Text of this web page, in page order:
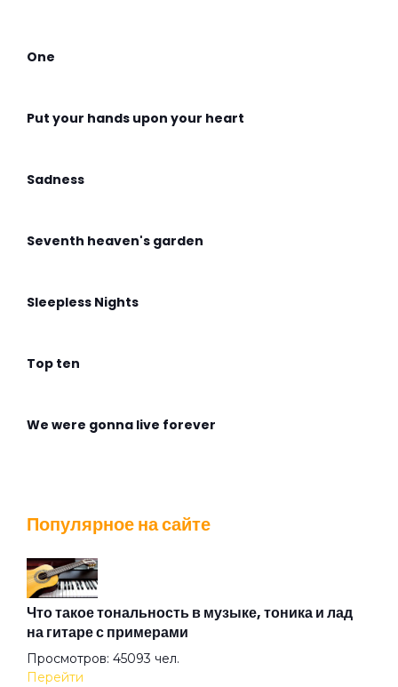
One
Put your hands upon your heart
Sadness
Seventh heaven's garden
Sleepless Nights
Top ten
We were gonna live forever
Алиса
Алмазная душа
Популярное на сайте
Что такое тональность в музыке, тоника и лад
на гитаре с примерами
Просмотров: 45093 чел.
Перейти